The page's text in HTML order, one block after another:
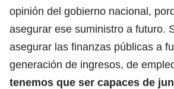
opinión del gobierno nacional,
asegurar ese suministro a futuro.
asegurar las finanzas públicas a
generación de ingresos, de
tenemos que ser capaces de